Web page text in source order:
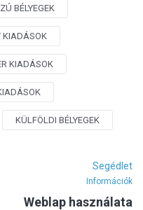
BÉLYEGEK
KIADÁSOK
KIADÁSOK
KÜLFÖLDI BÉLYEGEK
Segédlet
Információk
Weblap használata